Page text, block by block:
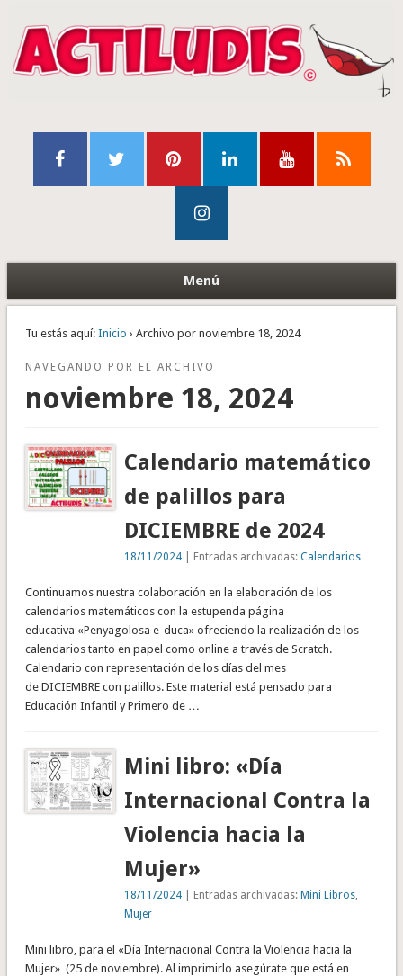
Menú
Tu estás aquí: Inicio › Archivo por noviembre 18, 2024
NAVEGANDO POR EL ARCHIVO
noviembre 18, 2024
Calendario matemático
de palillos para
DICIEMBRE de 2024
18/11/2024 | Entradas archivadas:Calendarios
Continuamos nuestra colaboración en la elaboración de los
calendarios matemáticos con la estupenda página
educativa «Penyagolosa e-duca» ofreciendo la realización de los
calendarios tanto en papel como online a través de Scratch.
Calendario con representación de los días del mes
de DICIEMBRE con palillos. Este material está pensado para
Educación Infantil y Primero de …
Mini libro: «Día
Internacional Contra la
Violencia hacia la
Mujer»
18/11/2024 | Entradas archivadas:Mini Libros
Mujer
Mini libro, para el «Día Internacional Contra la Violencia hacia la
Mujer» (25 de noviembre). Al imprimirlo asegúrate que está en